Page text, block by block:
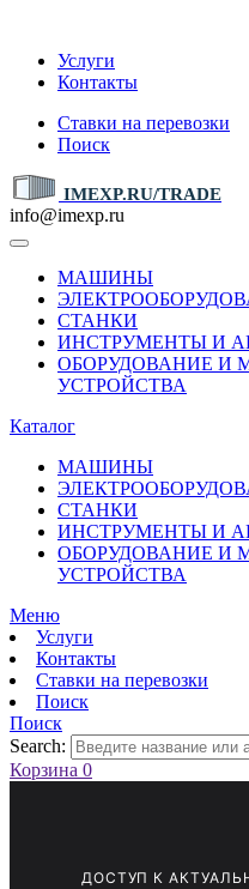
Услуги
Контакты
Ставки на перевозки
Поиск
IMEXP.RU/TRADE
info@imexp.ru
МАШИНЫ
СТАНКИ
ИНСТРУМЕНТЫ И
ОБОРУДОВАНИЕ И
УСТРОЙСТВА
Каталог
МАШИНЫ
СТАНКИ
ИНСТРУМЕНТЫ И
ОБОРУДОВАНИЕ И
УСТРОЙСТВА
Меню
Услуги
Контакты
Ставки на перевозки
Поиск
Поиск
Search:
Корзина 0
ДОСТУП К